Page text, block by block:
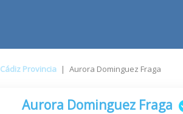
Cádiz Provincia | Aurora Dominguez Fraga
Aurora Dominguez Fraga